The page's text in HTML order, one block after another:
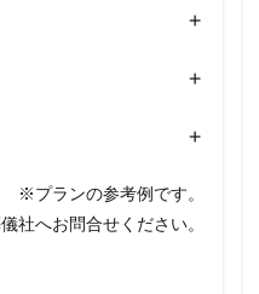
+
+
+
※プランの参考例です。
社へお問合せください。